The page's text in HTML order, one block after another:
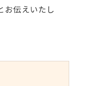
お伝えいたし